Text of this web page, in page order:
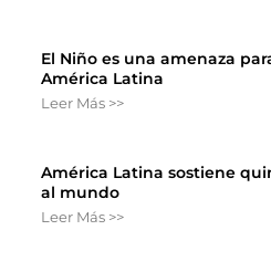
El Niño es una amenaza
América Latina
Leer Más >>
América Latina sostiene
al mundo
Leer Más >>